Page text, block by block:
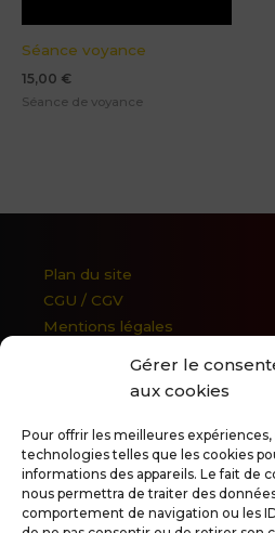
Gérer le
aux cookies
Pour offrir les meilleures
technologies telles que les cookies
informations des appareils. Le fait de
nous permettra de traiter des
comportement de navigation ou les
Séance voyance
15,00 €
Séance de voyance
Plan du site
CGU / CGV
Mentions légales
Tél: 06 15 12 60 92
Horaires: 10h00 - 18h00
Du lundi au Vendredi